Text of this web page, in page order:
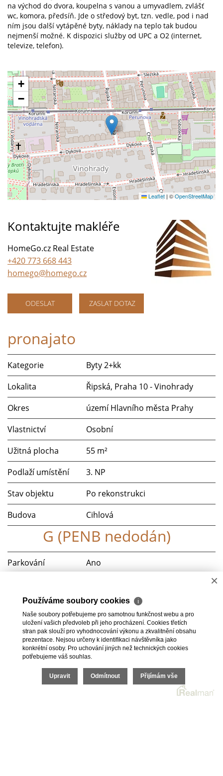
na východ do dvora, koupelna s vanou a umyvadlem, zvlášť
wc, komora, předsíň. Jde o středový byt, tzn. vedle, pod i nad
ním jsou další vytápěné byty, náklady na teplo tak budou
nejmenší možné. K dispozici služby od UPC a O2 (internet,
televize, telefon).
+
−
Leaflet | ©OpenStreetMap
Kontaktujte makléře
HomeGo.cz Real Estate
+420 773 668 443
homego@homego.cz
ODESLAT ZASLAT DOTAZ
pronajato
Kategorie
Byty 2+kk
Lokalita
Řipská, Praha 10 - Vinohrady
Okres
území Hlavního města Prahy
Vlastnictví
Osobní
Užitná plocha
55 m²
Podlaží umístění
3. NP
Stav objektu
Po rekonstrukci
Budova
Cihlová
G (PENB nedodán)
Parkování
Ano
Telekomunikace
Telefon, Internet
Doprava
MHD
2026 © HomeGo.cz, všechna práva vyhrazena |Cookies
Realitní SWRealman
×
Používáme soubory cookies ℹ
Naše soubory potřebujeme pro samotnou funkčnost webu a pro
uložení vašich předvoleb při jeho procházení. Cookies třetích
stran pak slouží pro vyhodnocování výkonu a zkvalitnění obsahu
prezentace. Nejsou určeny k identifikaci návštěvníka jako
konkrétní osoby. Pro uchování jiných než technických cookies
potřebujeme váš souhlas.
Upravit Odmítnout Přijímám vše